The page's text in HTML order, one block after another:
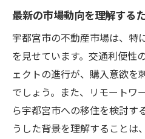
最新の市場動向を理解する
宇都宮市の不動産市場は、特
を見せています。交通利便性
ェクトの進行が、購入意欲を
でしょう。また、リモートワ
ら宇都宮市への移住を検討す
うした背景を理解することは